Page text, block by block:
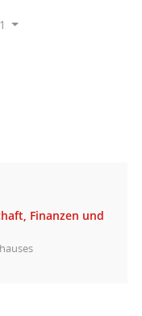
Finanzen und